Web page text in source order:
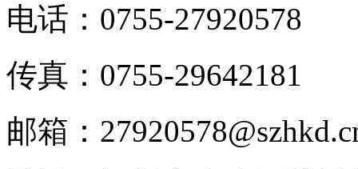
电话： 0755-27920578
传真： 0755-29642181
邮箱：